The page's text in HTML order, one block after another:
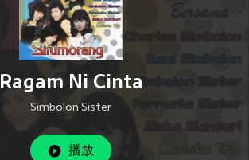
Ragam Ni Cinta
Simbolon Sister
播放